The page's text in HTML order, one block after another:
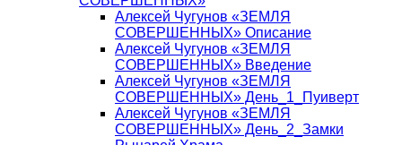
Алексей Чугунов «ЗЕМЛЯ
СОВЕРШЕННЫХ» Описание
Алексей Чугунов «ЗЕМЛЯ
СОВЕРШЕННЫХ» Введение
Алексей Чугунов «ЗЕМЛЯ
СОВЕРШЕННЫХ» День_1_Пуиверт
Алексей Чугунов «ЗЕМЛЯ
СОВЕРШЕННЫХ» День_2_Замки